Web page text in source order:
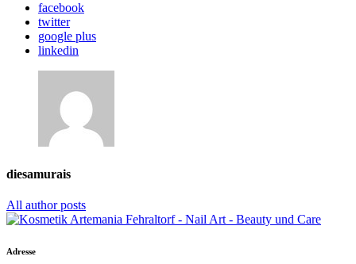
facebook
twitter
google plus
linkedin
diesamurais
All author posts
Adresse